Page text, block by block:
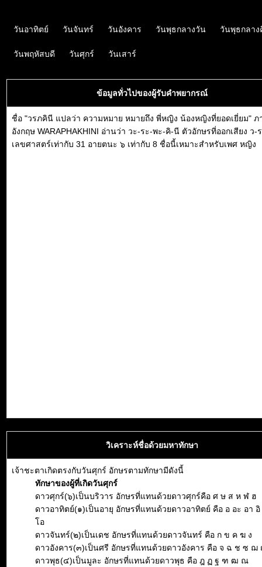
วันอาทิตย์ วันจันทร์ วันอังคาร วันพุธกลางวัน วันพุธกลา
วันพฤหัสบดี วันศุกร์ วันเสาร์
ข้อมูลทั่วไปของผู้รับคำพยากรณ์
ชื่อ "วรภคินี แปลว่า ความหมาย หมายถึง พี่หญิง น้องหญิงที่ยอดเยี่ยม" ภ
อังกฤษ WARAPHAKHINI อ่านว่า วะ-ระ-พะ-คิ-นี ตัวอักษรที่ออกเสียง ว-
เลขศาสตร์เท่ากับ 31 อายตนะ ๖ เท่ากับ 8 ชื่อนี้เหมาะสำหรับเพศ หญิง
วิเคราะห์ชื่อด้วยมหาทักษา
เจ้าชะตาเกิดตรงกับวันศุกร์ อักษรตามทักษามีดังนี้
ทักษาของผู้ที่เกิดวันศุกร์
ดาวศุกร์(๖)เป็นบริวาร อักษรที่แทนด้วยดาวศุกร์คือ ศ ษ ส ห ฬ ฮ
ดาวอาทิตย์(๑)เป็นอายุ อักษรที่แทนด้วยดาวอาทิตย์ คือ อ อะ อา อิ
โอ
ดาวจันทร์(๒)เป็นเดช อักษรที่แทนด้วยดาวจันทร์ คือ ก ข ค ฆ ง
ดาวอังคาร(๓)เป็นศรี อักษรที่แทนด้วยดาวอังคาร คือ จ ฉ ช ซ ฌ
ดาวพุธ(๔)เป็นมูละ อักษรที่แทนด้วยดาวพุธ คือ ฎ ฏ ฐ ฑ ฒ ณ